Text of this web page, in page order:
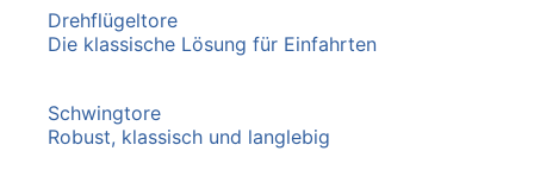
Drehflügeltore
Die klassische Lösung für Einfahrten
Schwingtore
Robust, klassisch und langlebig